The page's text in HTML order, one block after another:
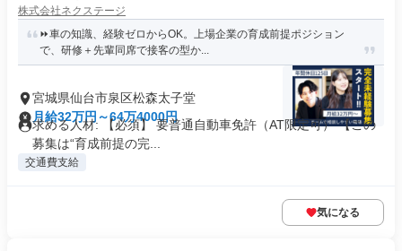
株式会社ネクステージ
⏩️車の知識、経験ゼロからOK。上場企業の育成前提ポジション
で、研修＋先輩同席で接客の型か...
宮城県仙台市泉区松森太子堂
月給32万円～64万4000円
求める人材: 【必須】 要普通自動車免許（AT限定可） 【この
募集は“育成前提の完...
交通費支給
気になる